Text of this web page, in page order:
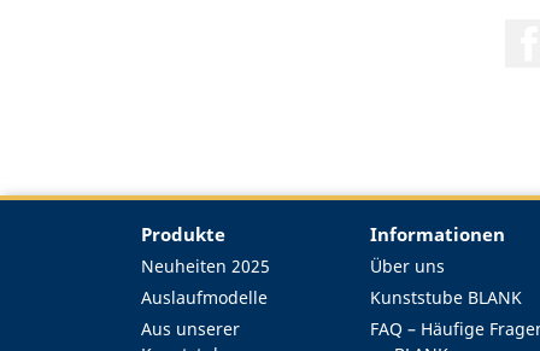
Produkte
Neuheiten 2025
Auslaufmodelle
Aus unserer
Informationen
Über uns
Kunststube BLANK
FAQ – Häufige